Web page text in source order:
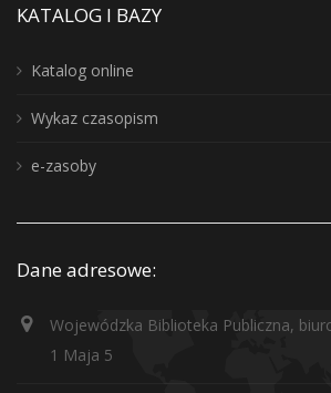
KATALOG I BAZY
Katalog online
Wykaz czasopism
e-zasoby
Dane adresowe:
Wojewódzka Biblioteka Publiczna,
1 Maja 5